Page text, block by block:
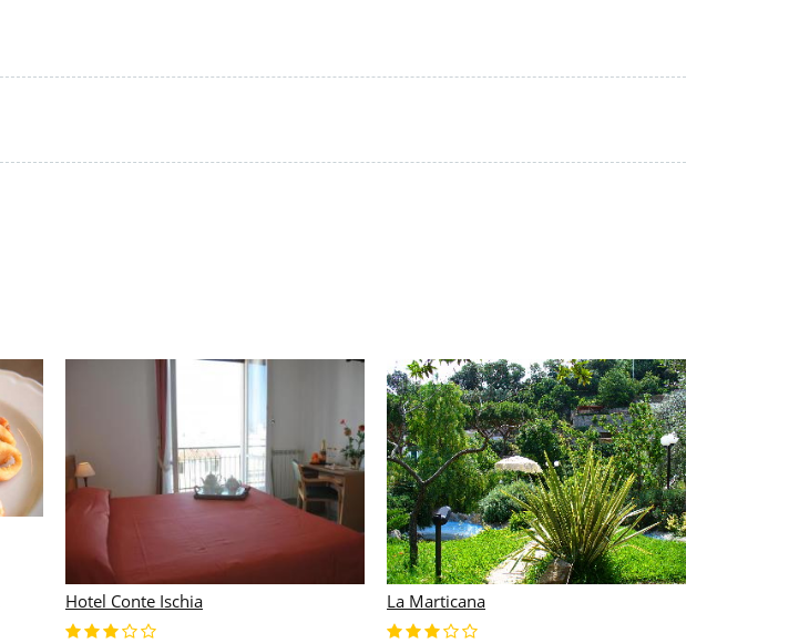
Hotel Conte Ischia La Marticana